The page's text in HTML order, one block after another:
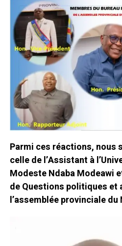
Parmi ces réactions, nous
celle de l’Assistant à
Modeste Ndaba Modeawi
de Questions politiques
l’assemblée provinciale